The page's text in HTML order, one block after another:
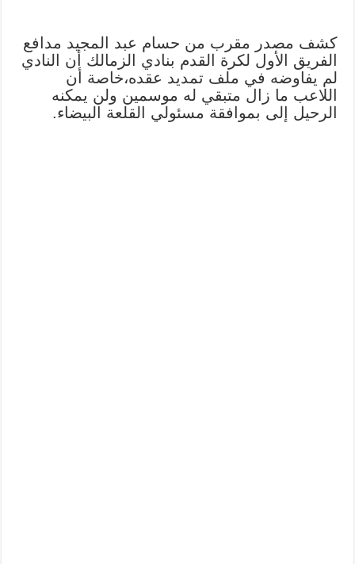
كشف مصدر مقرب من حسام عبد المجيد مدافع
الفريق الأول لكرة القدم بنادي الزمالك أن النادي
لم يفاوضه في ملف تمديد عقده،خاصة أن
اللاعب ما زال متبقي له موسمين ولن يمكنه
الرحيل إلى بموافقة مسئولي القلعة البيضاء.